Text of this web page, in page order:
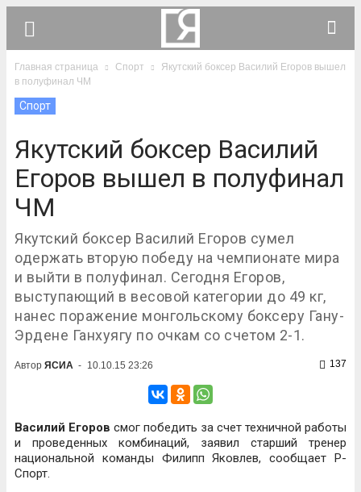
Главная страница Спорт
Якутский боксер Василий Егоров вышел
в полуфинал ЧМ
Спорт
Якутский боксер Василий
Егоров вышел в полуфинал
ЧМ
Якутский боксер Василий Егоров сумел
одержать вторую победу на чемпионате мира
и выйти в полуфинал. Сегодня Егоров,
выступающий в весовой категории до 49 кг,
нанес поражение монгольскому боксеру Гану-
Эрдене Ганхуягу по очкам со счетом 2-1.
Автор ЯСИА - 10.10.15 23:26 137
Василий Егоров смог победить за счет техничной работы
и проведенных комбинаций, заявил старший тренер
национальной команды Филипп Яковлев, сообщает Р-
Спорт.